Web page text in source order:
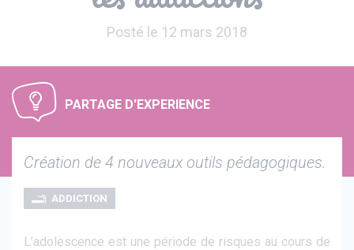
Posté le 12 mars 2018
PARTAGE D'EXPERIENCE
Création de 4 nouveaux outils pédagogiques.
ADDICTION
L’adolescence est une période de risques au cours de